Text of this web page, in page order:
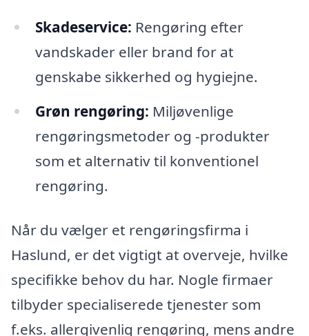
Skadeservice: Rengøring efter
vandskader eller brand for at
genskabe sikkerhed og hygiejne.
Grøn rengøring: Miljøvenlige
rengøringsmetoder og -produkter
som et alternativ til konventionel
rengøring.
Når du vælger et rengøringsfirma i
Haslund, er det vigtigt at overveje, hvilke
specifikke behov du har. Nogle firmaer
tilbyder specialiserede tjenester som
f.eks. allergivenlig rengøring, mens andre